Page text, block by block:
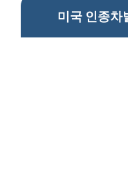
미국 인종차